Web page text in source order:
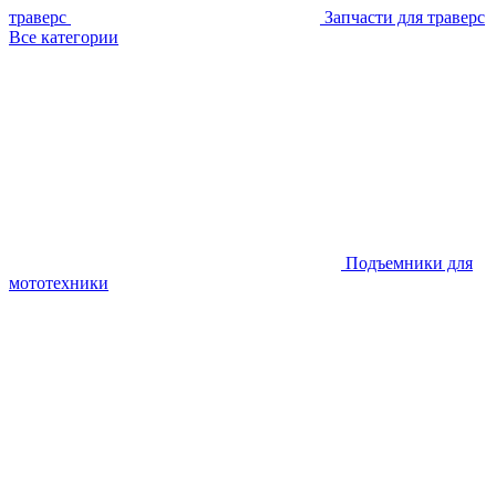
траверс
Запчасти для траверс
Все категории
Подъемники для
мототехники